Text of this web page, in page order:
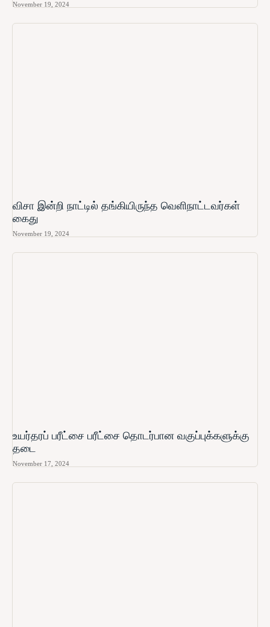
November 19, 2024
விசா இன்றி நாட்டில் தங்கியிருந்த வெளிநாட்டவர்கள்
கைது
November 19, 2024
உயர்தரப் பரீட்சை பரீட்சை தொடர்பான வகுப்புக்களுக்கு
தடை
November 17, 2024